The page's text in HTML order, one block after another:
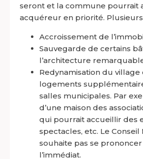
seront et la commune pourrait
acquéreur en priorité.
Accroissement de
Sauvegarde de certains
l’architecture
Redynamisation du village
logements
salles municipales. Par
d’une maison des
qui pourrait accueillir des
spectacles, etc. Le Conseil
souhaite pas se prononcer
l’immédiat.